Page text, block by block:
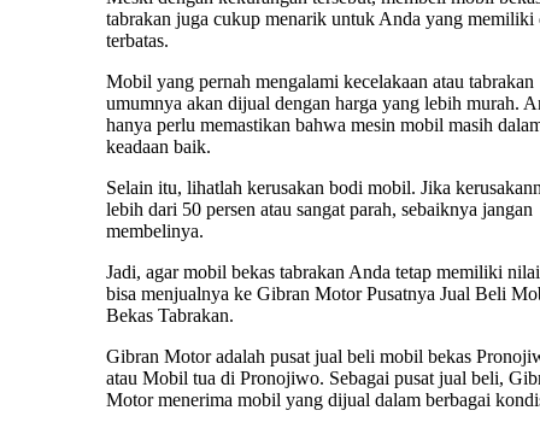
tabrakan juga cukup menarik untuk Anda yang memiliki
terbatas.
Mobil yang pernah mengalami kecelakaan atau tabrakan
umumnya akan dijual dengan harga yang lebih murah.
hanya perlu memastikan bahwa mesin mobil masih
keadaan baik.
Selain itu, lihatlah kerusakan bodi mobil. Jika
lebih dari 50 persen atau sangat parah, sebaiknya jangan
membelinya.
Jadi, agar mobil bekas tabrakan Anda tetap memiliki
bisa menjualnya ke Gibran Motor Pusatnya Jual Beli
Bekas Tabrakan.
Gibran Motor adalah pusat jual beli mobil bekas
atau Mobil tua di Pronojiwo. Sebagai pusat jual beli,
Motor menerima mobil yang dijual dalam berbagai